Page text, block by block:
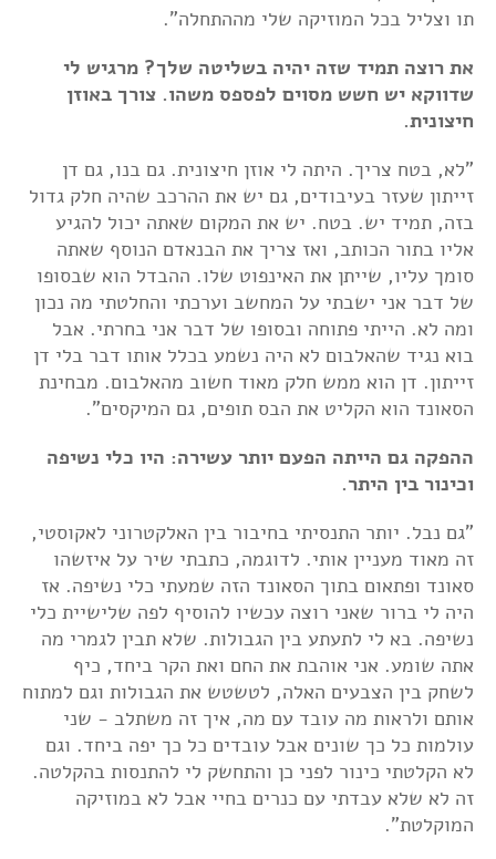
תו וצליל בכל המוזיקה שלי מההתחלה".
את רוצה תמיד שזה יהיה בשליטה שלך? מרגיש לי
שדווקא יש חשש מסוים לפספס משהו. צורך באוזן
חיצונית.
"לא, בטח צריך. היתה לי אוזן חיצונית. גם בנו, גם דן
זייתון שעזר בעיבודים, גם יש את ההרכב שהיה חלק גדול
בזה, תמיד יש. בטח. יש את המקום שאתה יכול להגיע
אליו בתור הכותב, ואז צריך את הבנאדם הנוסף שאתה
סומך עליו, שייתן את האינפוט שלו. ההבדל הוא שבסופו
של דבר אני ישבתי על המחשב וערכתי והחלטתי מה נכון
ומה לא. הייתי פתוחה ובסופו של דבר אני בחרתי. אבל
בוא נגיד שהאלבום לא היה נשמע בכלל אותו דבר בלי דן
זייתון. דן הוא ממש חלק מאוד חשוב מהאלבום. מבחינת
הסאונד הוא הקליט את הבס תופים, גם המיקסים".
ההפקה גם הייתה הפעם יותר עשירה: היו כלי נשיפה
וכינור בין היתר.
"גם נבל. יותר התנסיתי בחיבור בין האלקטרוני לאקוסטי,
זה מאוד מעניין אותי. לדוגמה, כתבתי שיר על איזשהו
סאונד ופתאום בתוך הסאונד הזה שמעתי כלי נשיפה. אז
היה לי ברור שאני רוצה עכשיו להוסיף לפה שלישיית כלי
נשיפה. בא לי לתעתע בין הגבולות. שלא תבין לגמרי מה
אתה שומע. אני אוהבת את החם ואת הקר ביחד, כיף
לשחק בין הצבעים האלה, לטשטש את הגבולות וגם למתוח
אותם ולראות מה עובד עם מה, איך זה משתלב - שני
עולמות כל כך שונים אבל עובדים כל כך יפה ביחד. וגם
לא הקלטתי כינור לפני כן והתחשק לי להתנסות בהקלטה.
זה לא שלא עבדתי עם כנרים בחיי אבל לא במוזיקה
המוקלטת".